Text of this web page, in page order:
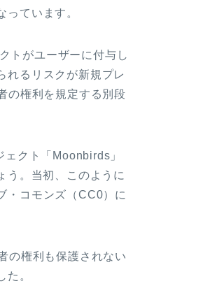
ています。
トがユーザーに付与し
れるリスクが新規プレ
の権利を規定する別段
クト「Moonbirds」
う。当初、このように
・コモンズ（CC0）に
の権利も保護されない
た。